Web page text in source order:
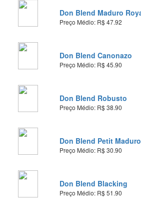
Don Blend Maduro
Preço Médio: R$ 47.92
Don Blend Canonazo
Preço Médio: R$ 45.90
Don Blend Robusto
Preço Médio: R$ 38.90
Don Blend Petit Maduro
Preço Médio: R$ 30.90
Don Blend Blacking
Preço Médio: R$ 51.90